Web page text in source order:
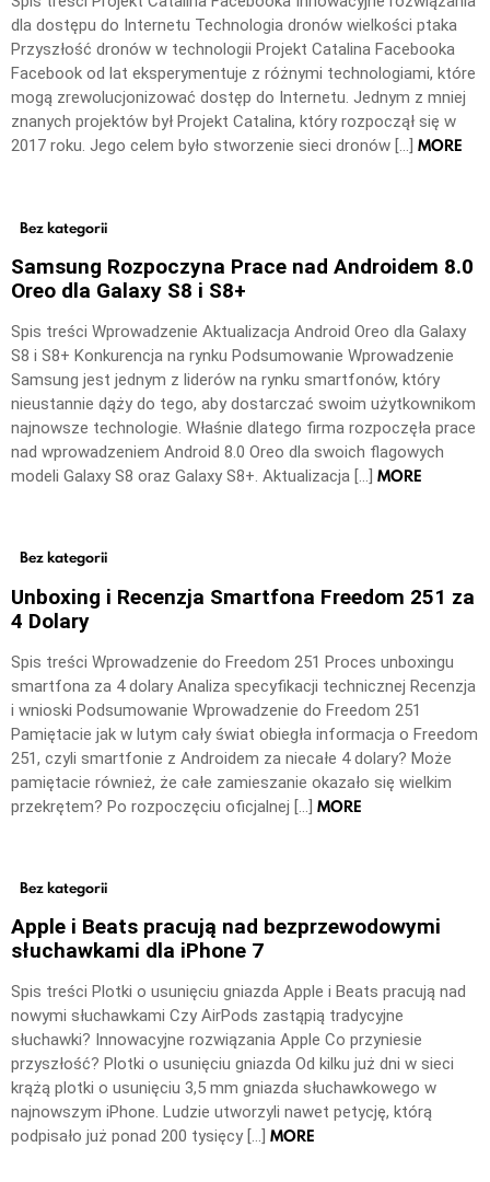
dla dostępu do Internetu Technologia dronów wielkości ptaka
Przyszłość dronów w technologii Projekt Catalina Facebooka
Facebook od lat eksperymentuje z różnymi technologiami, które
mogą zrewolucjonizować dostęp do Internetu. Jednym z mniej
znanych projektów był Projekt Catalina, który rozpoczął się w
2017 roku. Jego celem było stworzenie sieci dronów […] MORE
Bez kategorii
Samsung Rozpoczyna Prace nad Androidem 8.0
Oreo dla Galaxy S8 i S8+
Spis treści Wprowadzenie Aktualizacja Android Oreo dla Galaxy
S8 i S8+ Konkurencja na rynku Podsumowanie Wprowadzenie
Samsung jest jednym z liderów na rynku smartfonów, który
nieustannie dąży do tego, aby dostarczać swoim użytkownikom
najnowsze technologie. Właśnie dlatego firma rozpoczęła prace
nad wprowadzeniem Android 8.0 Oreo dla swoich flagowych
modeli Galaxy S8 oraz Galaxy S8+. Aktualizacja […] MORE
Bez kategorii
Unboxing i Recenzja Smartfona Freedom 251 za
4 Dolary
Spis treści Wprowadzenie do Freedom 251 Proces unboxingu
smartfona za 4 dolary Analiza specyfikacji technicznej Recenzja
i wnioski Podsumowanie Wprowadzenie do Freedom 251
Pamiętacie jak w lutym cały świat obiegła informacja o Freedom
251, czyli smartfonie z Androidem za niecałe 4 dolary? Może
pamiętacie również, że całe zamieszanie okazało się wielkim
przekrętem? Po rozpoczęciu oficjalnej […] MORE
Bez kategorii
Apple i Beats pracują nad bezprzewodowymi
słuchawkami dla iPhone 7
Spis treści Plotki o usunięciu gniazda Apple i Beats pracują nad
nowymi słuchawkami Czy AirPods zastąpią tradycyjne
słuchawki? Innowacyjne rozwiązania Apple Co przyniesie
przyszłość? Plotki o usunięciu gniazda Od kilku już dni w sieci
krążą plotki o usunięciu 3,5 mm gniazda słuchawkowego w
najnowszym iPhone. Ludzie utworzyli nawet petycję, którą
podpisało już ponad 200 tysięcy […] MORE